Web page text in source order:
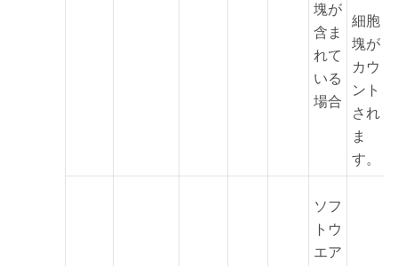
塊が
含ま
れて
いる
場合
細胞
塊が
カウ
ント
され
ま
す。
ソフ
トウ
エア